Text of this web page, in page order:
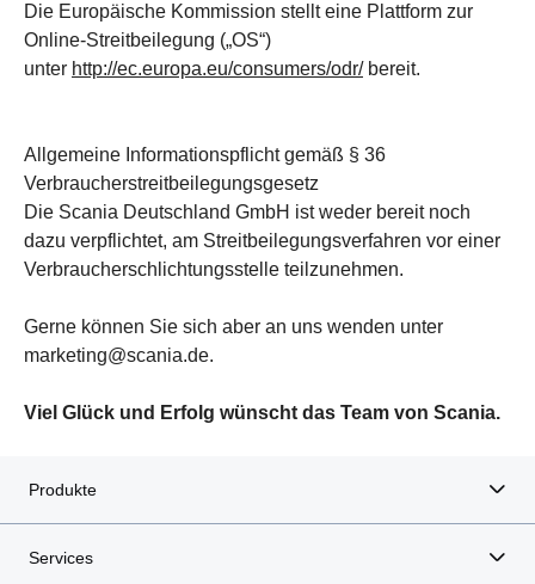
Die Europäische Kommission stellt eine Plattform zur
Online-Streitbeilegung („OS“)
unter http://ec.europa.eu/consumers/odr/bereit.
Allgemeine Informationspflicht gemäß § 36
Verbraucherstreitbeilegungsgesetz
Die Scania Deutschland GmbH ist weder bereit noch
dazu verpflichtet, am Streitbeilegungsverfahren vor einer
Verbraucherschlichtungsstelle teilzunehmen.
Gerne können Sie sich aber an uns wenden unter
marketing@scania.de.
Viel Glück und Erfolg wünscht das Team von Scania.
Produkte
Services